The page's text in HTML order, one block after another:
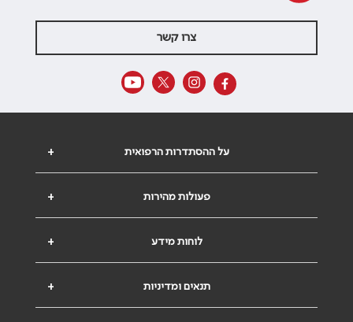
צרו קשר
+ על ההסתדרות הרפואית
+ פעולות מהירות
+ לוחות מידע
+ תנאים ומדיניות